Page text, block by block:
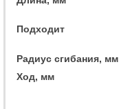
Подходит
Радиус сгибания, мм
Ход, мм